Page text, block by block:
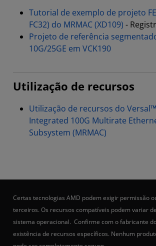
Tutorial de exemplo de projeto
FC32) do MRMAC (XD109) -
Projeto de referência
10G/25GE em VCK190
Utilização de recursos
Utilização de recursos do
Integrated 100G Multirate
Subsystem (MRMAC)
Certas tecnologias AMD podem exigir permissão
terceiros. Os recursos compatíveis podem variar
sistema operacional. Confirme com o fabricante
existência de recursos específicos. Nenhum